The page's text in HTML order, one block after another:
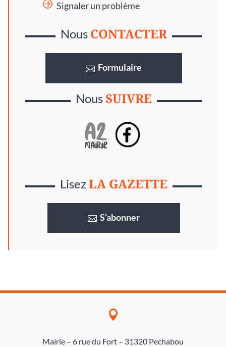
Signaler un problème
Nous CONTACTER
Formulaire
NousSUIVRE
LisezLA GAZETTE
S’abonner

Mairie – 6 rue du Fort – 31320 Pechabou